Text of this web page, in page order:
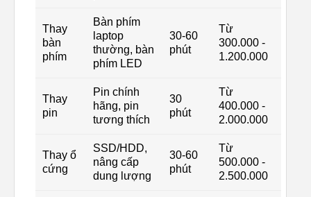
Thay
bàn
phím
Bàn phím
laptop
thường, bàn
phím LED
30-60
phút
Từ
300.000 -
1.200.000
Thay
pin
Pin chính
hãng, pin
tương thích
30
phút
Từ
400.000 -
2.000.000
Thay ổ
cứng
SSD/HDD,
nâng cấp
dung lượng
30-60
phút
Từ
500.000 -
2.500.000